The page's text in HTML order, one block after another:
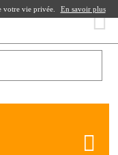
votre vie privée. En savoir plus